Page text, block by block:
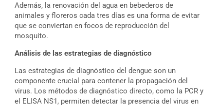
Además, la renovación del agua en bebederos de
animales y floreros cada tres días es una forma de evitar
que se conviertan en focos de reproducción del
mosquito.
Análisis de las estrategias de diagnóstico
Las estrategias de diagnóstico del dengue son un
componente crucial para contener la propagación del
virus. Los métodos de diagnóstico directo, como la PCR y
el ELISA NS1, permiten detectar la presencia del virus en